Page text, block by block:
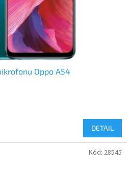
Oppo A54
DETAIL
Kód: 28545